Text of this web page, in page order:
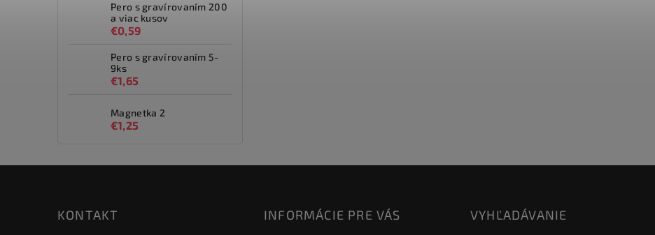
Pero s gravírovaním 200
a viac kusov
€0,59
Pero s gravírovaním 5-
9ks
€1,65
Magnetka 2
€1,25
KONTAKT INFORMÁCIE PRE VÁS VYHĽADÁVANIE